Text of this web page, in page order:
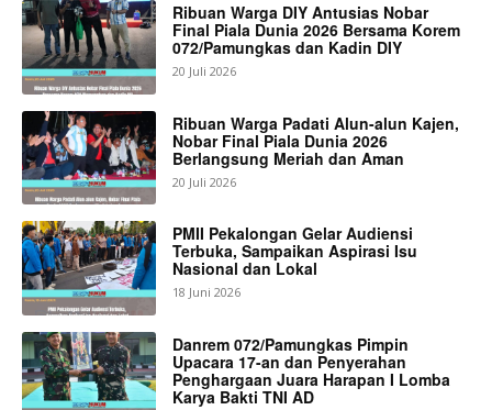
Ribuan Warga DIY Antusias Nobar
Final Piala Dunia 2026 Bersama Korem
072/Pamungkas dan Kadin DIY
20 Juli 2026
Ribuan Warga Padati Alun-alun Kajen,
Nobar Final Piala Dunia 2026
Berlangsung Meriah dan Aman
20 Juli 2026
PMII Pekalongan Gelar Audiensi
Terbuka, Sampaikan Aspirasi Isu
Nasional dan Lokal
18 Juni 2026
Danrem 072/Pamungkas Pimpin
Upacara 17-an dan Penyerahan
Penghargaan Juara Harapan I Lomba
Karya Bakti TNI AD